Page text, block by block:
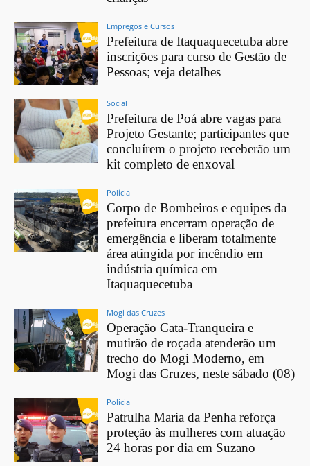
Empregos e Cursos
Prefeitura de Itaquaquecetuba abre
inscrições para curso de Gestão de
Pessoas; veja detalhes
Social
Prefeitura de Poá abre vagas para
Projeto Gestante; participantes que
concluírem o projeto receberão um
kit completo de enxoval
Polícia
Corpo de Bombeiros e equipes da
prefeitura encerram operação de
emergência e liberam totalmente
área atingida por incêndio em
indústria química em
Itaquaquecetuba
Mogi das Cruzes
Operação Cata-Tranqueira e
mutirão de roçada atenderão um
trecho do Mogi Moderno, em
Mogi das Cruzes, neste sábado (08)
Polícia
Patrulha Maria da Penha reforça
proteção às mulheres com atuação
24 horas por dia em Suzano